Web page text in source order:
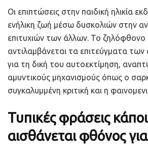
Οι επιπτώσεις στην παιδική ηλικία
ενήλικη ζωή μέσω δυσκολιών στην
επιτυχιών των άλλων. Το
αντιλαμβάνεται τα επιτεύγματα
για τη δική του αυτοεκτίμηση,
αμυντικούς μηχανισμούς όπως ο
συγκαλυμμένη κριτική και η
Τυπικές φράσεις
αισθάνεται φθόνος